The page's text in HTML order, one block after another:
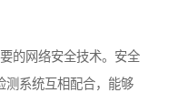
的网络安全技术。安全
测系统互相配合，能够